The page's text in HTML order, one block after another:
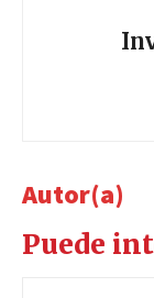
Autor(a)
Puede